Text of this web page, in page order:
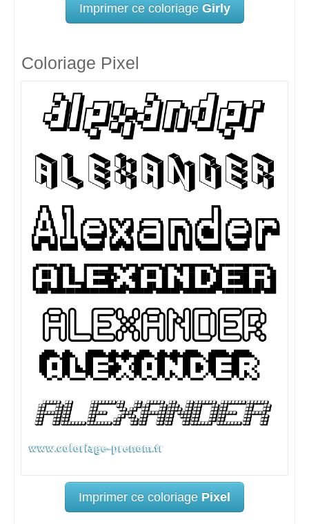
Imprimer ce coloriage Girly
Coloriage Pixel
Imprimer ce coloriage Pixel